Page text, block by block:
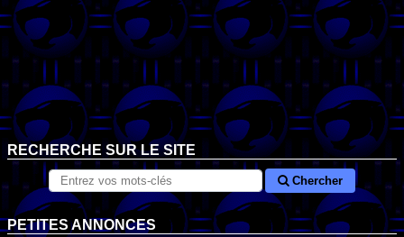
RECHERCHE SUR LE SITE
Chercher
PETITES ANNONCES